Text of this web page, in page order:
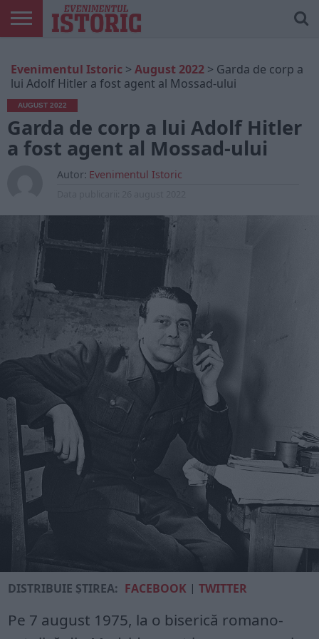
ONLINE
EDIȚII
TIPĂRITE
ISTORIC
PLAY
CONTUL
MEU
Evenimentul Istoric > August 2022 > Garda de corp a
lui Adolf Hitler a fost agent al Mossad-ului
AUGUST 2022
Garda de corp a lui Adolf Hitler
a fost agent al Mossad-ului
Autor: Evenimentul Istoric
DISTRIBUIE ȘTIREA: FACEBOOK |TWITTER
Pe 7 august 1975, la o biserică romano-